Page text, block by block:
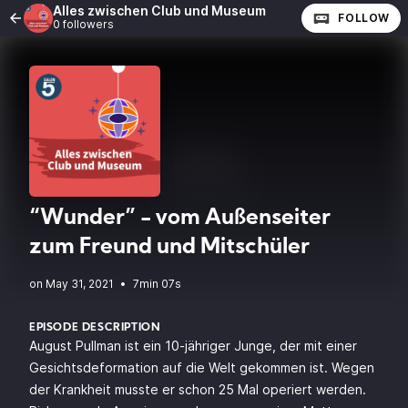
Alles zwischen Club und Museum
0 followers FOLLOW
“Wunder” - vom Außenseiter
zum Freund und Mitschüler
• 7min 07s
EPISODE DESCRIPTION
August Pullman ist ein 10-jähriger Junge, der mit einer
Gesichtsdeformation auf die Welt gekommen ist. Wegen
der Krankheit musste er schon 25 Mal operiert werden.